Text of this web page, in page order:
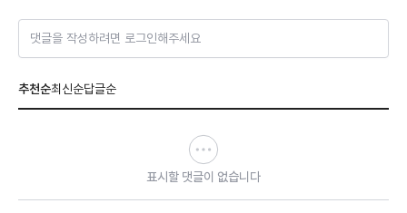
댓글을 작성하려면 로그인해주세요
추천순최신순답글순
표시할 댓글이 없습니다